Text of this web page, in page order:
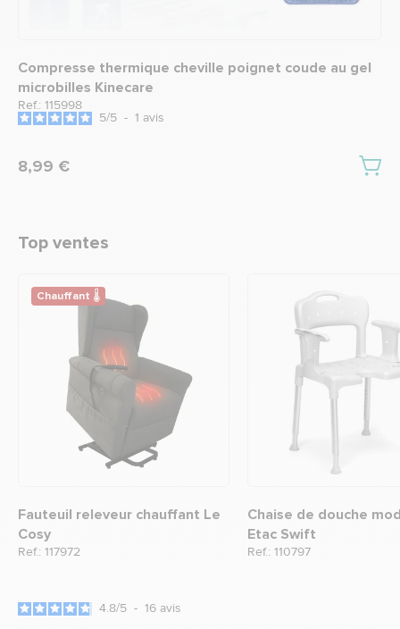
Compresse thermique cheville poignet coude au gel
microbilles Kinecare
Ref.: 115998
5/5 - 1 avis
8,99 €
Top ventes
Chauffant 🌡
Fauteuil releveur chauffant Le
Cosy
Ref.: 117972
4.8/5 - 16 avis
Chaise de douche
Etac Swift
Ref.: 110797